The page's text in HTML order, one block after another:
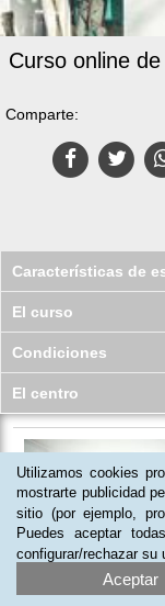
Curso online
Comparte:
Características de
El curso
Condiciones
El centro
Utilizamos cookies
mostrarte publicidad
sitio (por ejemplo,
Puedes aceptar
configurar/rechazar su
Aceptar